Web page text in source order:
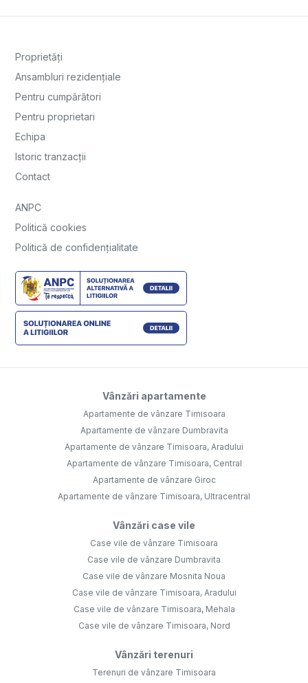
Proprietăți
Ansambluri rezidențiale
Pentru cumpărători
Pentru proprietari
Echipa
Istoric tranzacții
Contact
ANPC
Politică cookies
Politică de confidențialitate
Vânzări apartamente
Apartamente de vânzare Timisoara
Apartamente de vânzare Dumbravita
Apartamente de vânzare Timisoara, Aradului
Apartamente de vânzare Timisoara, Central
Apartamente de vânzare Giroc
Apartamente de vânzare Timisoara, Ultracentral
Vânzări case vile
Case vile de vânzare Timisoara
Case vile de vânzare Dumbravita
Case vile de vânzare Mosnita Noua
Case vile de vânzare Timisoara, Aradului
Case vile de vânzare Timisoara, Mehala
Case vile de vânzare Timisoara, Nord
Vânzări terenuri
Terenuri de vânzare Timisoara